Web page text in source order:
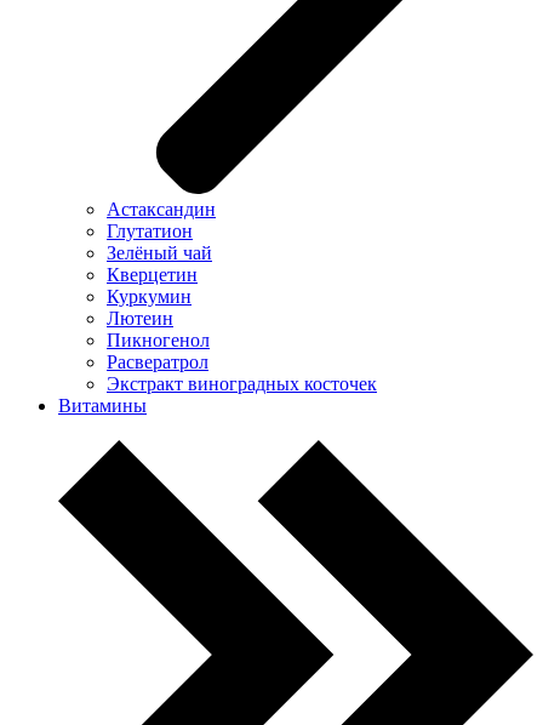
Астаксандин
Глутатион
Зелёный чай
Кверцетин
Куркумин
Лютеин
Пикногенол
Расвератрол
Экстракт виноградных косточек
Витамины